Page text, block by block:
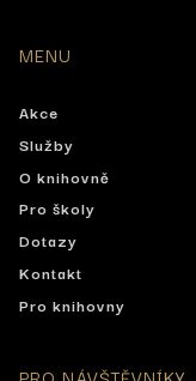
MENU
Akce
Služby
O knihovně
Pro školy
Dotazy
Kontakt
Pro knihovny